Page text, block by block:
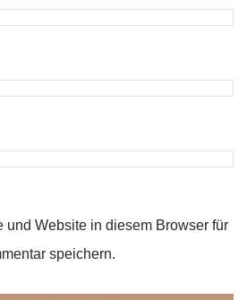
und Website in diesem Browser für
speichern.